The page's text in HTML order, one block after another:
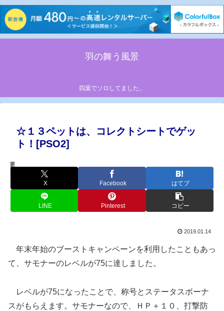
羽の舞う風景
四葉でソロしてました。
☆１３ペットは、コレクトシートでゲッ
ト！[PSO2]
PSO2
X Facebook はてブ
LINE Pinterest コピー
2019.01.14
年末年始のブーストキャンペーンを利用したこともあっ
て、サモナーのレベルが75に達しました。
レベルが75になったことで、称号とステータスボーナ
スがもらえます。サモナーなので、ＨＰ＋１０、打撃防